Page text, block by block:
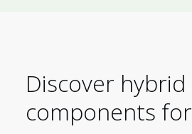
Myhsbcad
Discover hybrid
components for